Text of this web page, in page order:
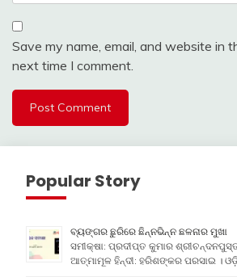
Save my name, email, and website in
next time I comment.
Popular Story
ବ୍ୟଙ୍ଗର ଛୁରିରେ ଛିନ୍ନଭିନ୍ନ ଛଳନାର ମୁଖା
ସମୀକ୍ଷା: ପ୍ରଦୀପ୍ତ କୁମାର
ଆତ୍ମାମୂଳ ହିନ୍ଦୀ: ହରିଶଙ୍କର ପରସାଇ ।